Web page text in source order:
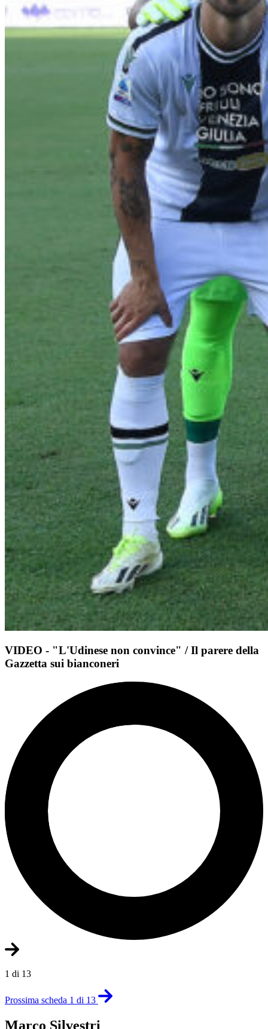
VIDEO - "L'Udinese non convince" / Il parere della
Gazzetta sui bianconeri
1 di 13
Prossima scheda 1 di 13
Marco Silvestri